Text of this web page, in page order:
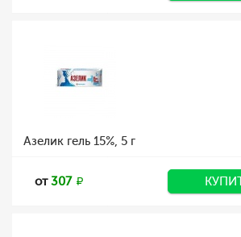
Азелик гель 15%, 5 г
от307